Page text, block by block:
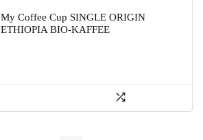
My Coffee Cup SINGLE ORIGIN
ETHIOPIA BIO-KAFFEE